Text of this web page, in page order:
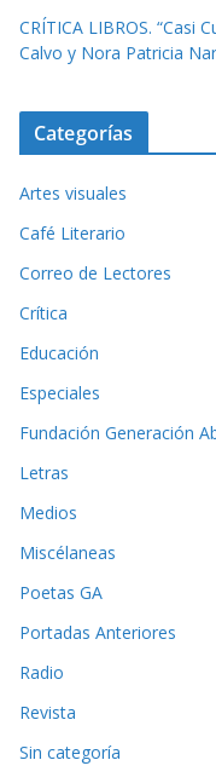
CRÍTICA LIBROS. “Casi
Calvo y Nora Patricia
Categorías
Artes visuales
Café Literario
Correo de Lectores
Crítica
Educación
Especiales
Fundación Generación
Letras
Medios
Miscélaneas
Poetas GA
Portadas Anteriores
Radio
Revista
Sin categoría